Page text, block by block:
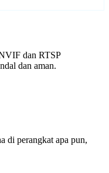
dan RTSP
dan aman.
di perangkat apa pun,